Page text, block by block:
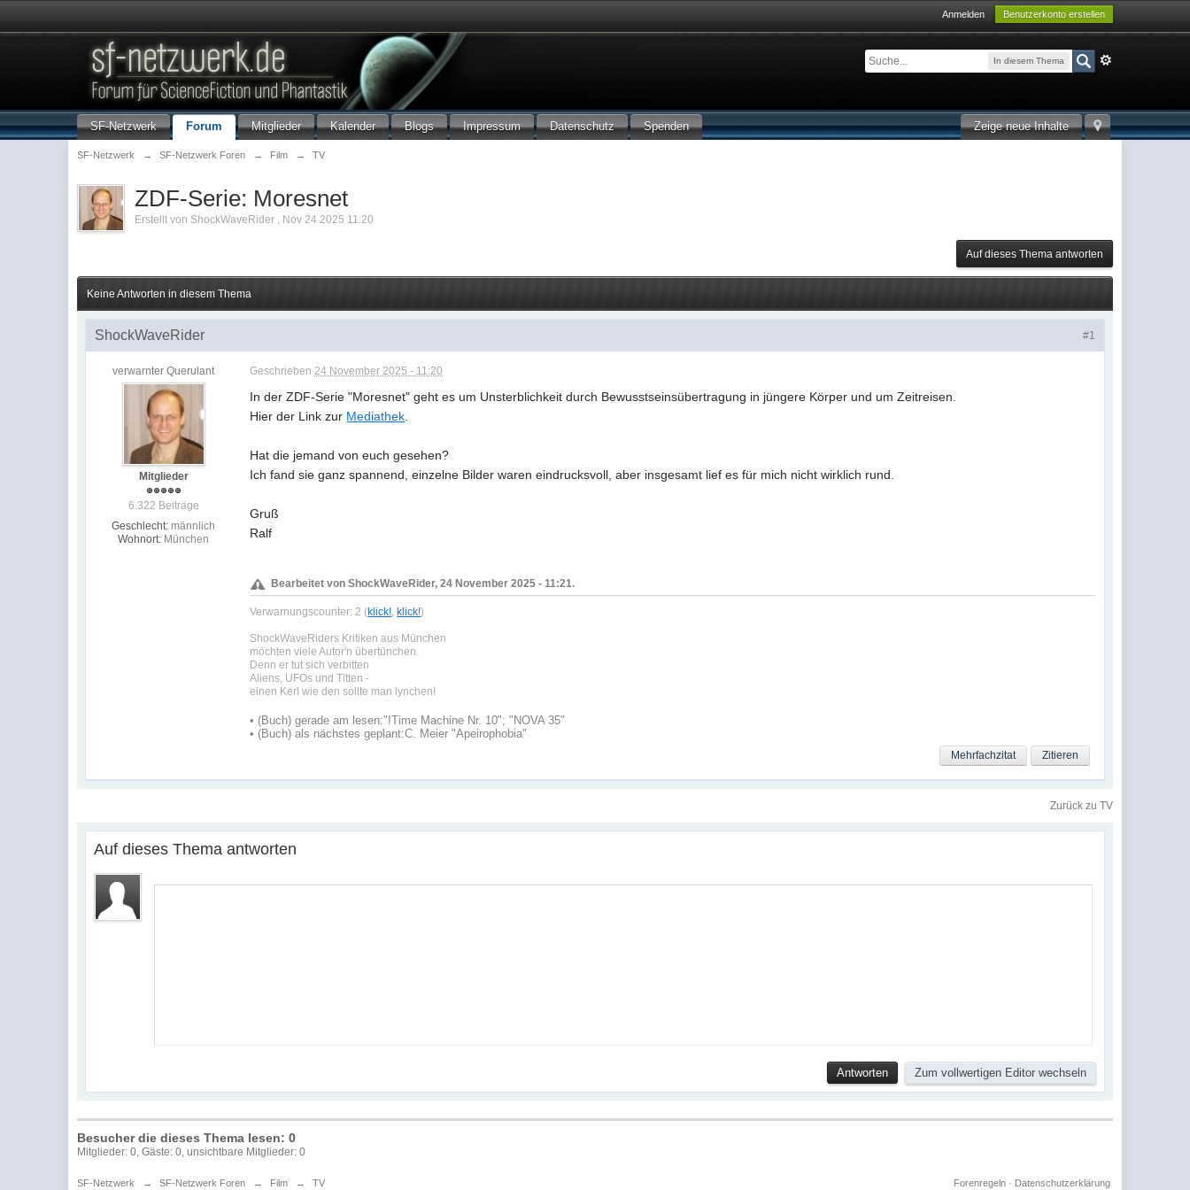
Anmelden Benutzerkonto erstellen
In diesem Thema
Zeige neue Inhalte
SF-Netzwerk Forum Mitglieder Kalender Blogs Impressum Datenschutz Spenden
SF-Netzwerk → SF-Netzwerk Foren → Film → TV
ZDF-Serie: Moresnet
Erstellt von ShockWaveRider , Nov 24 2025 11:20
Auf dieses Thema antworten
Keine Antworten in diesem Thema
#1
ShockWaveRider
verwarnter Querulant
Mitglieder
6.322 Beiträge
Geschlecht: männlich
Wohnort: München
Geschrieben24 November 2025 - 11:20
In der ZDF-Serie "Moresnet" geht es um Unsterblichkeit durch Bewusstseinsübertragung in jüngere Körper und um Zeitreisen.
Hier der Link zur Mediathek
Hat die jemand von euch gesehen?
Ich fand sie ganz spannend, einzelne Bilder waren eindrucksvoll, aber insgesamt lief es für mich nicht wirklich rund.
Gruß
Ralf
Bearbeitet von ShockWaveRider, 24 November 2025 - 11:21.
Verwarnungscounter: 2 (klick! ,klick!)
ShockWaveRiders Kritiken aus München
möchten viele Autor'n übertünchen.
Denn er tut sich verbitten
Aliens, UFOs und Titten -
einen Kerl wie den sollte man lynchen!
• (Buch) gerade am lesen:"!Time Machine Nr. 10"; "NOVA 35"
• (Buch) als nächstes geplant:C. Meier "Apeirophobia"
Zitieren
Mehrfachzitat
Zurück zu TV
Auf dieses Thema antworten
Besucher die dieses Thema lesen: 0
Mitglieder: 0, Gäste: 0, unsichtbare Mitglieder: 0
SF-Netzwerk → SF-Netzwerk Foren → Film → TV Datenschutzerklärung
Forenregeln·